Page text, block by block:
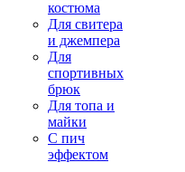
костюма
Для свитера
и джемпера
Для
спортивных
брюк
Для топа и
майки
С пич
эффектом